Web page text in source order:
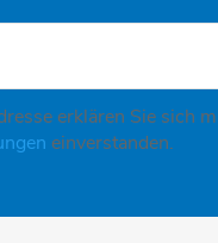
erklären Sie sich
einverstanden.